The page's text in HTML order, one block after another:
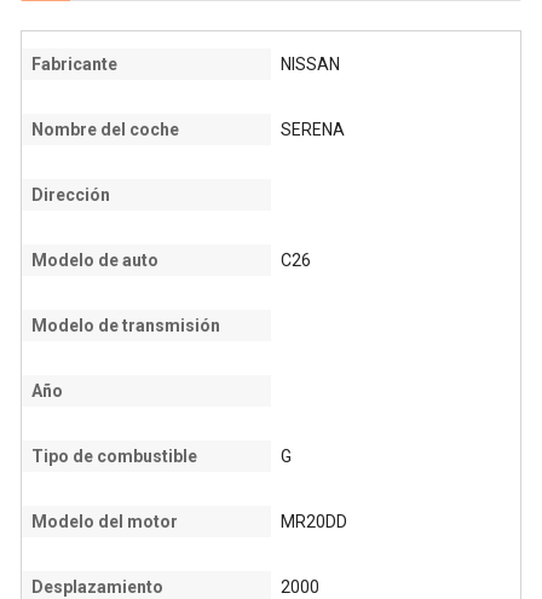
Fabricante NISSAN
Nombre del coche SERENA
Dirección
Modelo de auto C26
Modelo de transmisión
Año
Tipo de combustible G
Modelo del motor MR20DD
Desplazamiento 2000